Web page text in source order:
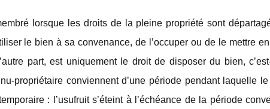
lorsque les droits de la pleine propriété sont
le bien à sa convenance, de l’occuper ou de le mettre
part, est uniquement le droit de disposer du bien,
propriétaire conviennent d’une période pendant laquelle
: l’usufruit s’éteint à l’échéance de la période